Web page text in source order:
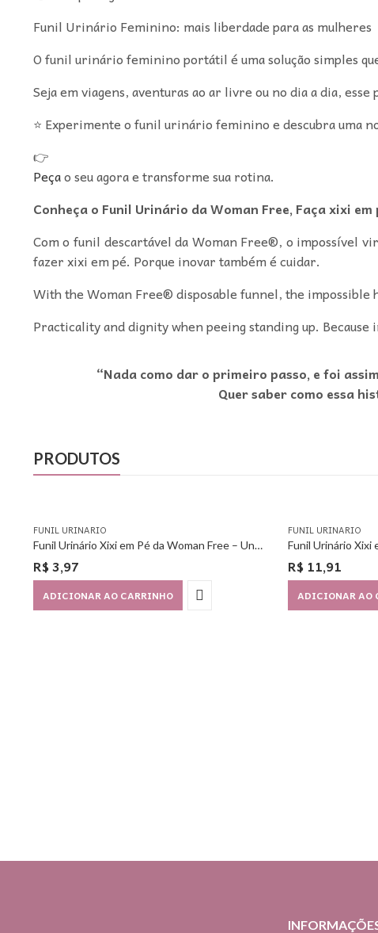
Funil Urinário Feminino: mais liberdade para as mulheres
O funil urinário feminino portátil é uma solução simples
Seja em viagens, aventuras ao ar livre ou no dia a dia,
⭐ Experimente o funil urinário feminino e descubra uma
👉
Peçao seu agora e transforme sua rotina.
Conheça o Funil Urinário da Woman Free, Faça xixi em
Com o funil descartável da Woman Free®, o impossível
fazer xixi em pé. Porque inovar também é cuidar.
With the Woman Free® disposable funnel, the impossible
Practicality and dignity when peeing standing up. Because
“Nada como dar o primeiro passo, e foi
Quer saber como essa
PRODUTOS
FUNIL URINARIO
Funil Urinário Xixi em Pé da Woman Free – Unitário
R$3,97
ADICIONAR AO CARRINHO
FUNIL URINARIO
R$ 11,91
ADICIONAR AO